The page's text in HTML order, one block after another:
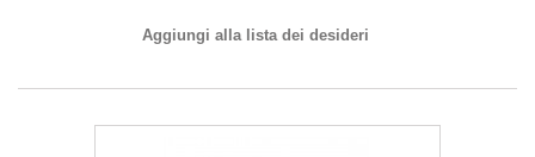
Aggiungi alla lista dei desideri